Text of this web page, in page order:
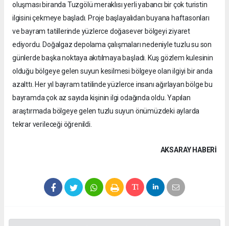
oluşması biranda Tuzgölü meraklısı yerli yabancı bir çok turistin
ilgisini çekmeye başladı. Proje başlayalıdan buyana haftasonları
ve bayram tatillerinde yüzlerce doğasever bölgeyi ziyaret
ediyordu. Doğalgaz depolama çalışmaları nedeniyle tuzlu su son
günlerde başka noktaya akıtılmaya başladı. Kuş gözlem kulesinin
olduğu bölgeye gelen suyun kesilmesi bölgeye olan ilgiyi bir anda
azalttı. Her yıl bayram tatilinde yüzlerce insanı ağırlayan bölge bu
bayramda çok az sayıda kişinin ilgi odağında oldu. Yapılan
araştırmada bölgeye gelen tuzlu suyun önümüzdeki aylarda
tekrar verileceği öğrenildi.
AKSARAY HABERİ